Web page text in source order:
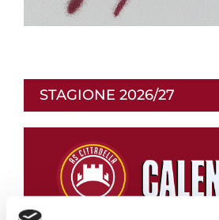
STAGIONE 2026/27